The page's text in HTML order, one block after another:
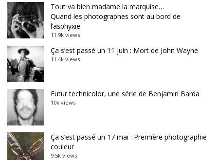
Tout va bien madame la marquise…
Quand les photographes sont au bord de
l’asphyxie
11.9k views
Ça s’est passé un 11 juin : Mort de John Wayne
11.4k views
Futur technicolor, une série de Benjamin Barda
10k views
Ça s’est passé un 17 mai : Première photographie
couleur
9.5k views